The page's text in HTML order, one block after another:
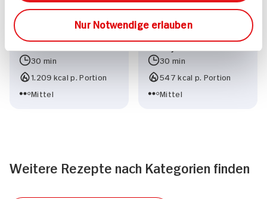
Nur Notwendige erlauben
Gegrillte Forelle
30 min
1.209 kcal p. Portion
Mittel
Fischeintopf mit
30 min
547 kcal p. Portion
Mittel
Weitere Rezepte nach Kategorien finden